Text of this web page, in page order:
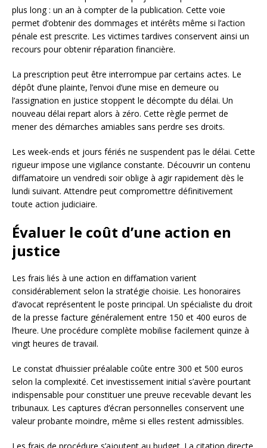
plus long : un an à compter de la publication. Cette voie
permet d’obtenir des dommages et intérêts même si l’action
pénale est prescrite. Les victimes tardives conservent ainsi un
recours pour obtenir réparation financière.
La prescription peut être interrompue par certains actes. Le
dépôt d’une plainte, l’envoi d’une mise en demeure ou
l’assignation en justice stoppent le décompte du délai. Un
nouveau délai repart alors à zéro. Cette règle permet de
mener des démarches amiables sans perdre ses droits.
Les week-ends et jours fériés ne suspendent pas le délai. Cette
rigueur impose une vigilance constante. Découvrir un contenu
diffamatoire un vendredi soir oblige à agir rapidement dès le
lundi suivant. Attendre peut compromettre définitivement
toute action judiciaire.
Évaluer le coût d’une action en
justice
Les frais liés à une action en diffamation varient
considérablement selon la stratégie choisie. Les honoraires
d’avocat représentent le poste principal. Un spécialiste du droit
de la presse facture généralement entre 150 et 400 euros de
l’heure. Une procédure complète mobilise facilement quinze à
vingt heures de travail.
Le constat d’huissier préalable coûte entre 300 et 500 euros
selon la complexité. Cet investissement initial s’avère pourtant
indispensable pour constituer une preuve recevable devant les
tribunaux. Les captures d’écran personnelles conservent une
valeur probante moindre, même si elles restent admissibles.